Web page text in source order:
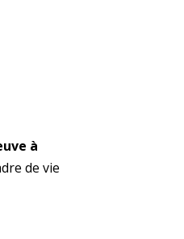
à
de vie